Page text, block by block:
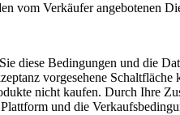
vom Verkäufer angebotenen
diese Bedingungen und die
vorgesehene
nicht kaufen. Durch Ihre
und die